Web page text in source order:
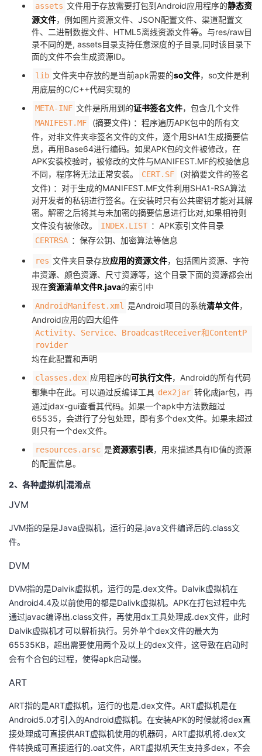
博
的
我
学
课
的
我
藏
Programs
持
术
云
assets 文件用于存放需要打包到Android应用程序的静态资
源文件，例如图片资源文件、JSON配置文件、渠道配置文
件、二进制数据文件、HTML5离线资源文件等。与res/raw目
录不同的是, assets目录支持任意深度的子目录,同时该目录下
面的文件不会生成资源ID。
lib 文件夹中存放的是当前apk需要的so文件，so文件是利
用底层的C/C++代码实现的
META-INF 文件是所用到的证书签名文件，包含几个文件
MANIFEST.MF
(摘要文件) ：程序遍历APK包中的所有文
件，对非文件夹非签名文件的文件，逐个用SHA1生成摘要信
息，再用Base64进行编码。如果APK包的文件被修改，在
APK安装校验时，被修改的文件与MANIFEST.MF的校验信息
不同，程序将无法正常安装。
CERT.SF
(对摘要文件的签名
文件) ：对于生成的MANIFEST.MF文件利用SHA1-RSA算法
对开发者的私钥进行签名。在安装时只有公共密钥才能对其解
密。解密之后将其与未加密的摘要信息进行比对,如果相符则
文件没有被修改。
INDEX.LIST ：APK索引文件目录
CERTRSA ：保存公钥、加密算法等信息
res 文件夹目录存放应用的资源文件，包括图片资源、字符
串资源、颜色资源、尺寸资源等，这个目录下面的资源都会出
现在资源清单文件R.java的索引中
AndroidManifest.xml 是Android项目的系统清单文件，
Android应用的四大组件
Activity、Service、BroadcastReceiver和ContentP
rovider
均在此配置和声明
classes.dex 应用程序的可执行文件，Android的所有代码
都集中在此。可以通过反编译工具 dex2jar 转化成jar包，再
通过jdax-gui查看其代码。如果一个apk中方法数超过
65535，会进行了分包处理，即有多个dex文件。如果未超过
则只有一个dex文件。
resources.arsc 是资源索引表，用来描述具有ID值的资源
的配置信息。
2、各种虚拟机|混淆点
JVM
JVM指的是是Java虚拟机，运行的是.java文件编译后的.class文
件。
DVM
DVM指的是Dalvik虚拟机，运行的是.dex文件。Dalvik虚拟机在
Android4.4及以前使用的都是Dalivk虚拟机。APK在打包过程中先
通过javac编译出.class文件，再使用dx工具处理成.dex文件，此时
Dalvik虚拟机才可以解析执行。另外单个dex文件的最大为
65535KB，超出需要使用两个及以上的dex文件，这导致在启动时
会有个合包的过程，使得apk启动慢。
ART
ART指的是ART虚拟机，运行的也是.dex文件。ART虚拟机是在
Android5.0才引入的Android虚拟机。在安装APK的时候就将dex直
接处理成可直接供ART虚拟机使用的机器码，ART虚拟机将.dex文
件转换成可直接运行的.oat文件，ART虚拟机天生支持多dex，不会